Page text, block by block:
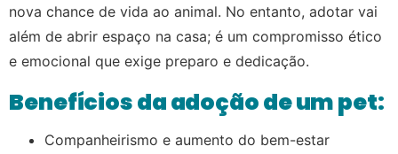
nova chance de vida ao animal. No entanto, adotar vai
além de abrir espaço na casa; é um compromisso ético
e emocional que exige preparo e dedicação.
Benefícios da adoção de um pet:
Companheirismo e aumento do bem-estar